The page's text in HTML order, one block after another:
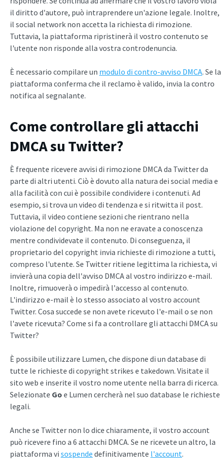
il diritto d'autore, può intraprendere un'azione legale. Inoltre,
il social network non accetta la richiesta di rimozione.
Tuttavia, la piattaforma ripristinerà il vostro contenuto se
l'utente non risponde alla vostra controdenuncia.
È necessario compilare un modulo di contro-avviso DMCA. Se la
piattaforma conferma che il reclamo è valido, invia la contro
notifica al segnalante.
Come controllare gli attacchi
DMCA su Twitter?
È frequente ricevere avvisi di rimozione DMCA da Twitter da
parte di altri utenti. Ciò è dovuto alla natura dei social media e
alla facilità con cui è possibile condividere i contenuti. Ad
esempio, si trova un video di tendenza e si ritwitta il post.
Tuttavia, il video contiene sezioni che rientrano nella
violazione del copyright. Ma non ne eravate a conoscenza
mentre condividevate il contenuto. Di conseguenza, il
proprietario del copyright invia richieste di rimozione a tutti,
compreso l'utente. Se Twitter ritiene legittima la richiesta, vi
invierà una copia dell'avviso DMCA al vostro indirizzo e-mail.
Inoltre, rimuoverà o impedirà l'accesso al contenuto.
L'indirizzo e-mail è lo stesso associato al vostro account
Twitter. Cosa succede se non avete ricevuto l'e-mail o se non
l'avete ricevuta? Come si fa a controllare gli attacchi DMCA su
Twitter?
È possibile utilizzare Lumen, che dispone di un database di
tutte le richieste di copyright strikes e takedown. Visitate il
sito web e inserite il vostro nome utente nella barra di ricerca.
Selezionate Go e Lumen cercherà nel suo database le richieste
legali.
Anche se Twitter non lo dice chiaramente, il vostro account
può ricevere fino a 6 attacchi DMCA. Se ne ricevete un altro, la
piattaforma vi sospende definitivamente l'account.